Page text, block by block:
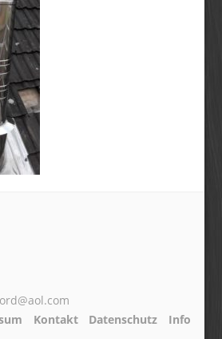
Kontakt Datenschutz Info